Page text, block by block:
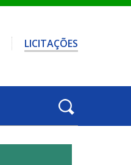
LICITAÇÕES